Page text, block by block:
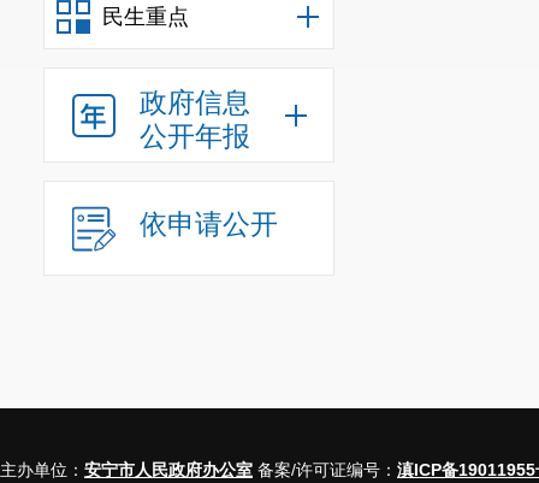
民生重点
政府信息
公开年报
依申请公开
主办单位： 安宁市人民政府办公室 备案/许可证编号： 滇ICP备